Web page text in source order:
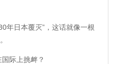
年日本覆灭”，这话就像一根
际上挑衅？